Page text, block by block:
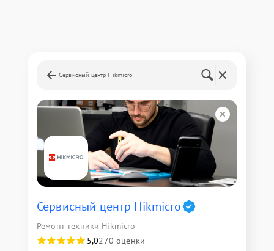
Сервисный центр Hikmicro
Сервисный центр Hikmicro
Ремонт техники Hikmicro
5,0270 оценки